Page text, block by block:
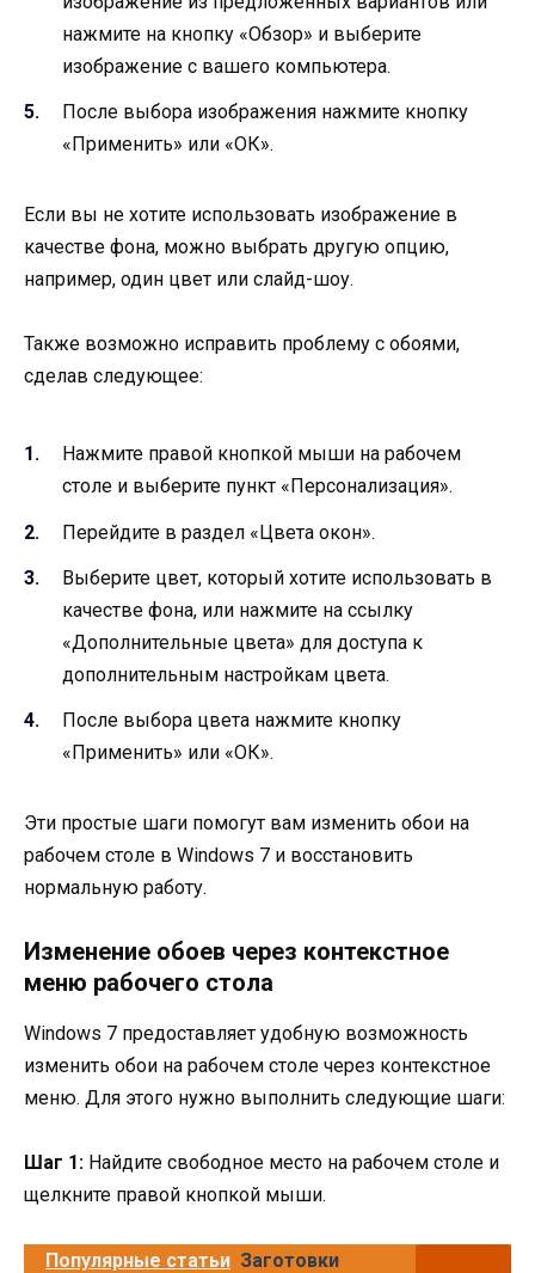
нажмите на кнопку «Обзор» и выберите
изображение с вашего компьютера.
После выбора изображения нажмите кнопку
«Применить» или «ОК».
Если вы не хотите использовать изображение в
качестве фона, можно выбрать другую опцию,
например, один цвет или слайд-шоу.
Также возможно исправить проблему с обоями,
сделав следующее:
Нажмите правой кнопкой мыши на рабочем
столе и выберите пункт «Персонализация».
Перейдите в раздел «Цвета окон».
Выберите цвет, который хотите использовать в
качестве фона, или нажмите на ссылку
«Дополнительные цвета» для доступа к
дополнительным настройкам цвета.
После выбора цвета нажмите кнопку
«Применить» или «ОК».
Эти простые шаги помогут вам изменить обои на
рабочем столе в Windows 7 и восстановить
нормальную работу.
Изменение обоев через контекстное
меню рабочего стола
Windows 7 предоставляет удобную возможность
изменить обои на рабочем столе через контекстное
меню. Для этого нужно выполнить следующие шаги:
Шаг 1: Найдите свободное место на рабочем столе и
щелкните правой кнопкой мыши.
Популярные статьи Заготовки